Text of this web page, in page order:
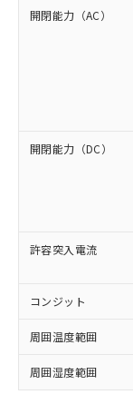
開閉能力（AC）
開閉能力（DC）
許容突入電流
コンジット
周囲温度範囲
周囲湿度範囲
ご利
以下の
ご利用く
対応
非含有に
対応予
有に対応
対応予定
非含有
定はあり
調査・確